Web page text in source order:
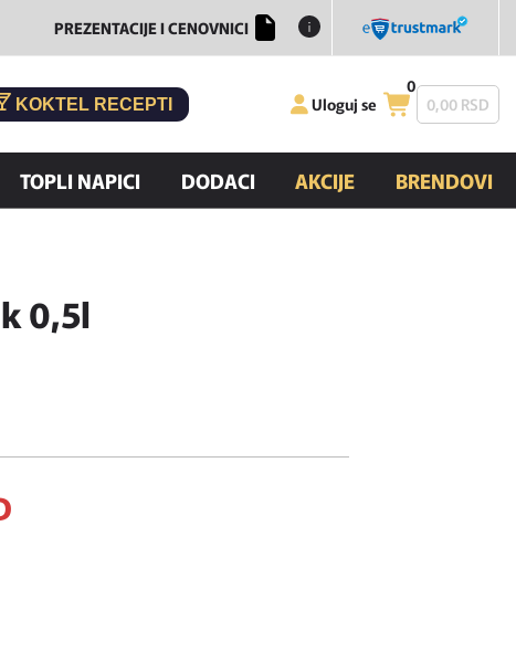
PREZENTACIJE I CENOVNICI
KOKTEL RECEPTI Uloguj se
0
0,00 RSD
TOPLI NAPICI DODACI AKCIJE
BRENDOVI
0,5l